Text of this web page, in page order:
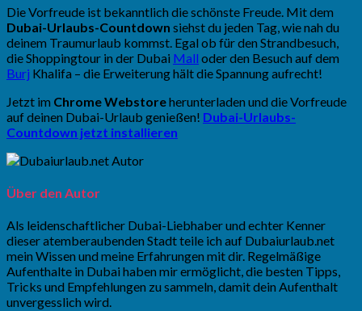
Die Vorfreude ist bekanntlich die schönste Freude. Mit dem
Dubai-Urlaubs-Countdown siehst du jeden Tag, wie nah du
deinem Traumurlaub kommst. Egal ob für den Strandbesuch,
die Shoppingtour in der Dubai Mall oder den Besuch auf dem
Burj Khalifa – die Erweiterung hält die Spannung aufrecht!
Jetzt im Chrome Webstoreherunterladen und die Vorfreude
auf deinen Dubai-Urlaub genießen! Dubai-Urlaubs-
Countdown jetzt installieren
Über den Autor
Als leidenschaftlicher Dubai-Liebhaber und echter Kenner
dieser atemberaubenden Stadt teile ich auf Dubaiurlaub.net
mein Wissen und meine Erfahrungen mit dir. Regelmäßige
Aufenthalte in Dubai haben mir ermöglicht, die besten Tipps,
Tricks und Empfehlungen zu sammeln, damit dein Aufenthalt
unvergesslich wird.